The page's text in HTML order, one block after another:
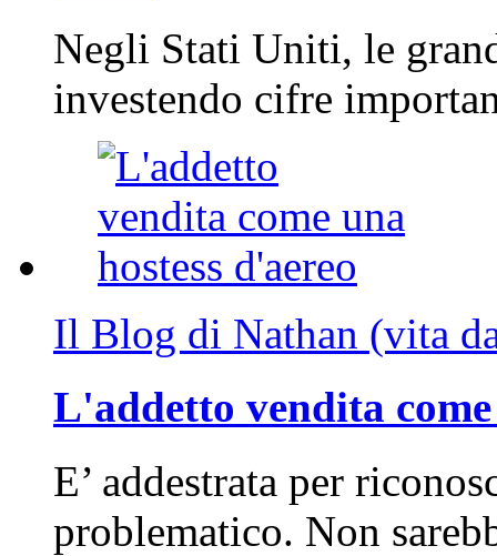
Negli Stati Uniti, le
investendo cifre
Il Blog di Nathan (vita
L'addetto vendita
E’ addestrata per
problematico. Non